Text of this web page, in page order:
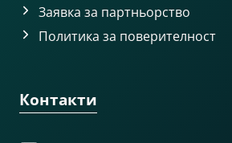
Заявка за партньорство
Политика за поверителност
Контакти